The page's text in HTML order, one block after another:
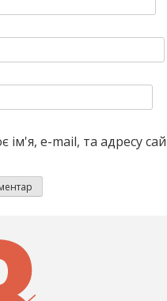
ім'я, e-mail, та адресу